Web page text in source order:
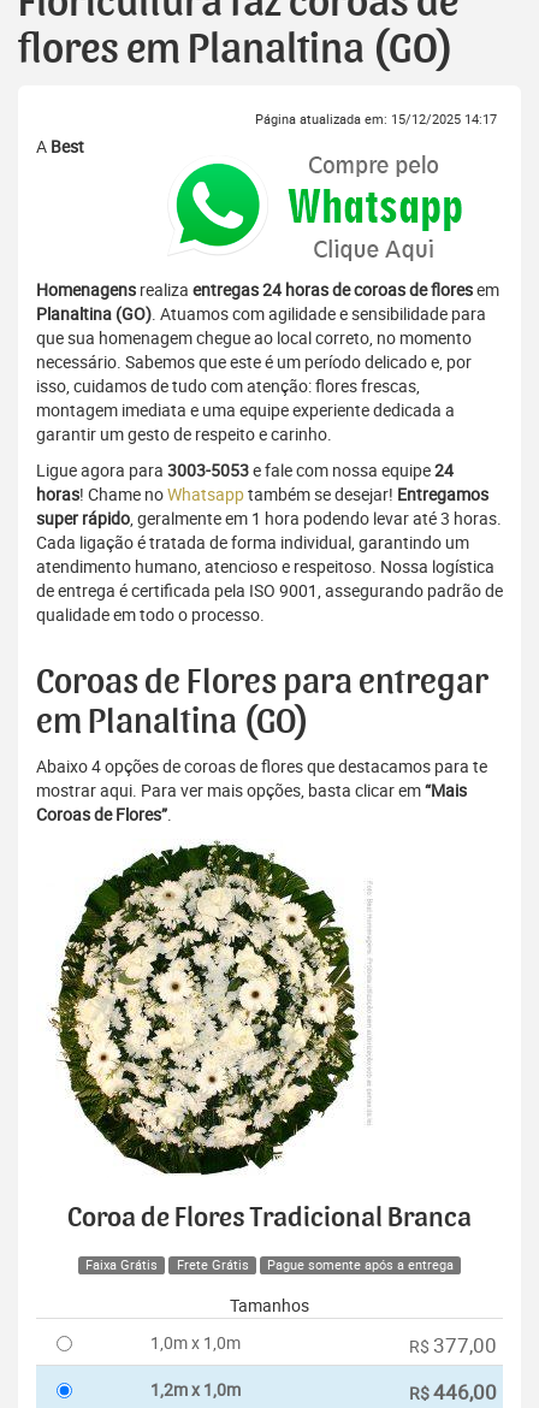
flores em Planaltina (GO)
Página atualizada em: 15/12/2025 14:17
A Best
Homenagens realiza entregas 24 horas de coroas de floresem
Planaltina (GO). Atuamos com agilidade e sensibilidade para
que sua homenagem chegue ao local correto, no momento
necessário. Sabemos que este é um período delicado e, por
isso, cuidamos de tudo com atenção: flores frescas,
montagem imediata e uma equipe experiente dedicada a
garantir um gesto de respeito e carinho.
Ligue agora para 3003-5053e fale com nossa equipe24
horas! Chame noWhatsapptambém se desejar! Entregamos
super rápido, geralmente em 1 hora podendo levar até 3 horas.
Cada ligação é tratada de forma individual, garantindo um
atendimento humano, atencioso e respeitoso. Nossa logística
de entrega é certificada pela ISO 9001, assegurando padrão de
qualidade em todo o processo.
Coroas de Flores para entregar
em Planaltina (GO)
Abaixo 4 opções de coroas de flores que destacamos para te
mostrar aqui. Para ver mais opções, basta clicar em“Mais
Coroas de Flores”.
Coroa de Flores Tradicional Branca
Faixa Grátis Frete Grátis Pague somente após a entrega
Tamanhos
1,0m x 1,0m
R$ 377,00
1,2m x 1,0m R$446,00